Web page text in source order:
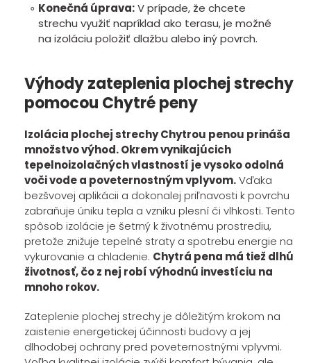
Konečná úprava:V prípade, že chcete
strechu využiť napríklad ako terasu, je možné
na izoláciu položiť dlažbu alebo iný povrch.
Výhody zateplenia plochej strechy
pomocou Chytré peny
Izolácia plochej strechy Chytrou penou prináša
množstvo výhod. Okrem vynikajúcich
tepelnoizolačných vlastností je vysoko odolná
voči vode a poveternostným vplyvom.Vďaka
bezšvovej aplikácii a dokonalej priľnavosti k povrchu
zabraňuje úniku tepla a vzniku plesní či vlhkosti. Tento
spôsob izolácie je šetrný k životnému prostrediu,
pretože znižuje tepelné straty a spotrebu energie na
vykurovanie a chladenie. Chytrá pena má tiež dlhú
životnosť, čo z nej robí výhodnú investíciu na
mnoho rokov.
Zateplenie plochej strechy je dôležitým krokom na
zaistenie energetickej účinnosti budovy a jej
dlhodobej ochrany pred poveternostnými vplyvmi.